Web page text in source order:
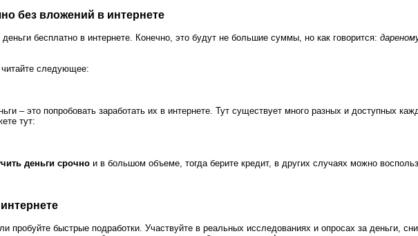
без вложений в интернете
бесплатно в интернете. Конечно, это будут не большие суммы, но как говорится:
следующее:
– это попробовать заработать их в интернете. Тут существует много разных и доступных
тут:
деньги срочно и в большом объеме, тогда берите кредит, в других случаях можно
пробуйте быстрые подработки. Участвуйте в реальных исследованиях и опросах за деньги,